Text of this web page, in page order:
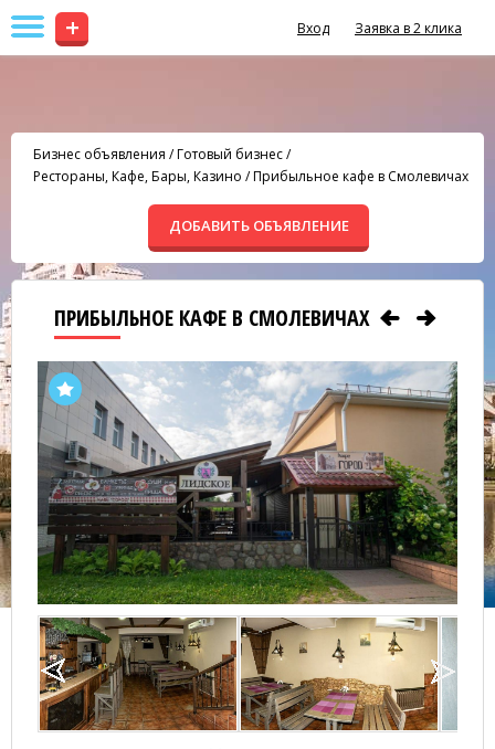
+ Вход Заявка в 2 клика
Бизнес объявления /Готовый бизнес/
Рестораны, Кафе, Бары, Казино /Прибыльное кафе в Смолевичах
ДОБАВИТЬ ОБЪЯВЛЕНИЕ
ПРИБЫЛЬНОЕ КАФЕ В СМОЛЕВИЧАХ